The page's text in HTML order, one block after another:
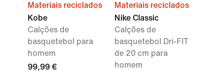
Materiais reciclados
Kobe
Calções de
basquetebol para
homem
99,99 €
Materiais reciclados
Nike Classic
Calções de
basquetebol Dri-FIT
de 20 cm para
homem